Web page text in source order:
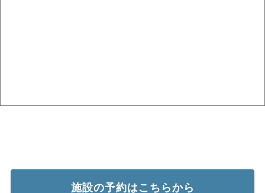
施設の予約はこちらから